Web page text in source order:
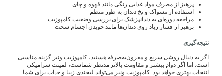
پرهیز از مصرف مواد غذایی رنگی مانند قهوه و چای
استفاده از مسواک و نخ دندان به طور منظم
مراجعه دوره‌ای به دندانپزشک برای بررسی وضعیت کامپوزیت
پرهیز از فشار زیاد روی دندان‌ها مانند جویدن اجسام سخت
نتیجه‌گیری
اگر به دنبال روشی سریع و مقرون‌به‌صرفه هستید، کامپوزیت ونیر گزینه مناسبی
است. اما اگر دوام بیشتر و مقاومت بالاتر مدنظر شماست، لمینت سرامیکی
انتخاب بهتری خواهد بود. کامپوزیت ونیر می‌تواند لبخندی زیبا و جذاب برای شما